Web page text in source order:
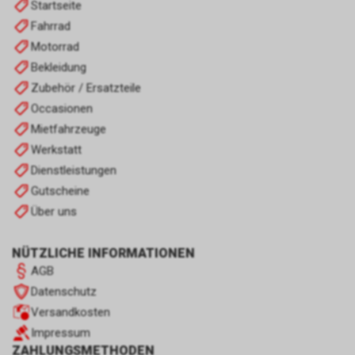
Startseite
Fahrrad
Motorrad
Bekleidung
Zubehör / Ersatzteile
Occasionen
Mietfahrzeuge
Werkstatt
Dienstleistungen
Gutscheine
Über uns
NÜTZLICHE INFORMATIONEN
AGB
Datenschutz
Versandkosten
Impressum
ZAHLUNGSMETHODEN